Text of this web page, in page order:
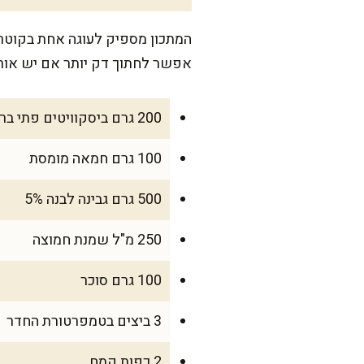
אפשר לחתוך דק יותר אם יש
200 גרם ביסקוויטים פתי בר
100 גרם חמאה מומסת
500 גרם גבינה לבנה 5%
250 מ"ל שמנת חמוצה
100 גרם סוכר
3 ביצים בטמפרטורת החדר